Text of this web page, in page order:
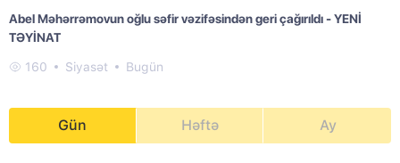
Abel Məhərrəmovun oğlu səfir vəzifəsindən geri çağırıldı - YENİ
TƏYİNAT
160 Siyasət Bugün
Gün Həftə Ay